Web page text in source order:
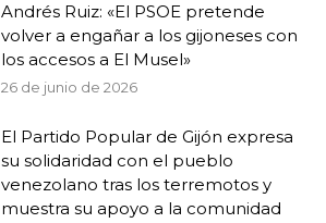
Andrés Ruiz: «El PSOE pretende
volver a engañar a los gijoneses con
los accesos a El Musel»
26 de junio de 2026
El Partido Popular de Gijón expresa
su solidaridad con el pueblo
venezolano tras los terremotos y
muestra su apoyo a la comunidad